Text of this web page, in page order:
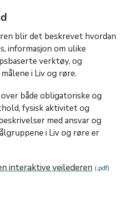
blir det beskrevet hvordan
informasjon om ulike
verktøy, og
i Liv og røre.
både obligatoriske og
fysisk aktivitet og
med ansvar og
i Liv og røre er
interaktive veilederen